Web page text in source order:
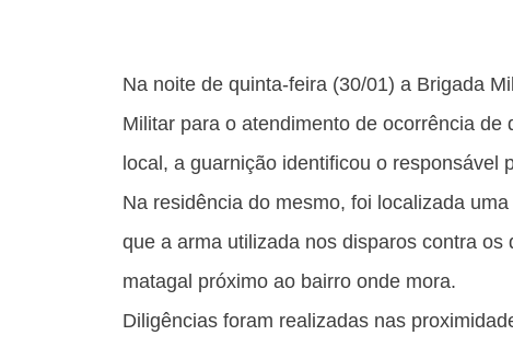
Na noite de quinta-feira (30/01) a Brigada
Militar para o atendimento de ocorrência
local, a guarnição identificou o responsável
Na residência do mesmo, foi localizada
que a arma utilizada nos disparos contra
matagal próximo ao bairro onde mora.
Diligências foram realizadas nas